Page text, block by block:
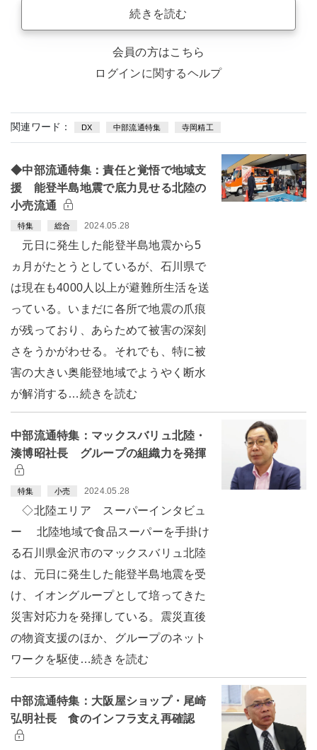
続きを読む
会員の方はこちら
ログインに関するヘルプ
関連ワード： DX 中部流通特集 寺岡精工
◆中部流通特集：責任と覚悟で地域支
援 能登半島地震で底力見せる北陸の
小売流通
特集 総合 2024.05.28
元日に発生した能登半島地震から5
ヵ月がたとうとしているが、石川県で
は現在も4000人以上が避難所生活を送
っている。いまだに各所で地震の爪痕
が残っており、あらためて被害の深刻
さをうかがわせる。それでも、特に被
害の大きい奥能登地域でようやく断水
が解消する…続きを読む
中部流通特集：マックスバリュ北陸・
湊博昭社長 グループの組織力を発揮
特集 小売 2024.05.28
◇北陸エリア スーパーインタビュ
ー 北陸地域で食品スーパーを手掛け
る石川県金沢市のマックスバリュ北陸
は、元日に発生した能登半島地震を受
け、イオングループとして培ってきた
災害対応力を発揮している。震災直後
の物資支援のほか、グループのネット
ワークを駆使…続きを読む
中部流通特集：大阪屋ショップ・尾崎
弘明社長 食のインフラ支え再確認